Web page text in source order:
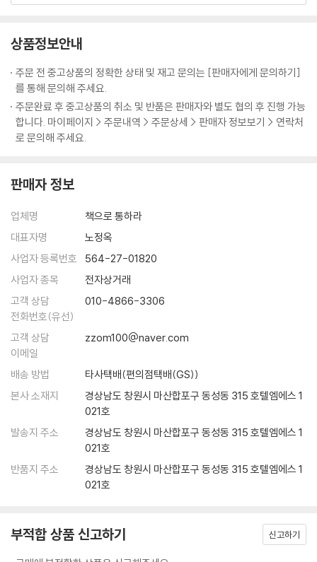
에 관한 것이지만, 그 사람 본인은 그 기억의 의미를 이해하지 못한다. 의식
람은 제3자이다.”
그 뿌리를 내리고 있다. 아이가 생활양식을 형성한 것이 바로 이 시기 동안
이다. 이 생활양식을 우리는 성인의 생활양식과 구분하여 원형이라고 부른
다. 이 원형은 익지 않은 열매이다. 그리고 익지 않은 열매처럼, 거기에 약
간의 문제가 생기거나 벌레가 생기기라도 하면 아이가 자랄수록 문제도 더
커지고 벌레도 더 커진다.”
실은 전혀 그렇지 않다. 개인의 구체적인 심리에 주의를 기울일 때에만, 우
회적 맥락 안에서만 개인이 된다. 심리학의 다른 학파들은 개인 심리학과
사회 심리학을 엄격히 구분한다. 그러나 개인 심리학의 입장에서 볼 때 이
런 구분은 절대로 가능하지 않다. 지금까지 우리의 논의는 개인의 생활양
식을 분석하는 데로 모아졌다. 그러나 그 분석은 언제나 사회적 적응을 위
한 것이었고 당연히 사회적 관점에서 이뤄졌다.”
“사회적 감각의 본질을 이해하게 되면, 사랑과 결혼의 문제들은 오직 전반
적인 평등이라는 바탕 위에서만 만족스럽게 해결될 수 있다는 점이 드러난
다. 이처럼 기본적으로 공평한 조건이 결정적으로 중요하다. 한 파트너가
상대방을 존중하는지 여부는 그다지 중요하지 않다. 사랑 그 자체로는 아
올바른 경로를 밟고 또 결혼생활을 성공으로 만들 수 있는 적절한 평등의
바탕이 있을 때뿐이다.”
동으로 편 인물로 널리 알려져 있다. 그러다 무의식을 지나치게 파고드는
프로이트와 결별하고 독자적으로 활동하면서 자신의 심리학을 ‘자유 정신
분석’이라 부르다가 훗날엔 정신분석이란 표현까지 떼어버렸다. 아들러의
개인 심리학에서는 의식도 무의식만큼 중요하고 의식과 무의식이 서로 대
조적인 것이 아니라 서로 협력하는 관계인 것으로 여겨진다.
세계 각국을 여행하며 개인 심리학을 널리 전파하던 중이던 1937년에 스
했지만 상당 부분이 신(新)프로이트학파로 수용되었으며 롤로 메이, 빅토
들에게도 강한 영향을 미쳤다. 강연 여행을 다니던 당시 아들러의 인기는
프로이트나 융에 못지않았다. 인기비결은 그의 아이디어들이 실용적이고,
낙관적이고, 이해가 쉽다는 점이다. 또 사회적 평등과 페미니즘 같은 사회
직장과 일, 사회생활과 우정, 사랑과 성욕까지 두루 쉬운 언어로 풀어낸다.
그것이 많은 청중에게 아들러의 개인 심리학의 바탕은 상식이라는 인식을
심어주었다. 이에 대해 아들러는 “상식이 뭐 어때서?”라고 반문했다. 어떤
의미에서 보면 상식을 실천하기가 가장 어렵다. 상식이 지배하는 사회는
분명 괜찮은 사회일 것이다.
인간의 심리를 대하는 아들러의 기본자세는 “사람이 할 수 있는 일이라면
누구나 다 할 수 있다” 는 주장에 그대로 드러난다. 따라서 아주 낙관적이
다. 그래서 육체적 장애 같은 단점은 사회나 조직이 하기에 따라 전혀 문제
있다.
생각은 흔히들 품는
그릇된 생각이다. 그런 관점 자체가 열등감 콤플렉스의 한 표현이다. 개인
이 격언을 따르다가 절망하여 인생에 유익한 면으로는 자신의 목표를 성취
할 수 없다고 느낀다면, 그것은 열등감 콤플렉스의 한 신호이다. 열등감 콤
플렉스의 또 다른 측면은 타고난 특성에 대한 믿음이다. 만일 이 믿음이 정
상품정보안내
주문 전 중고상품의 정확한 상태 및 재고 문의는 [판매자에게 문의하기]
를 통해 문의해 주세요.
주문완료 후 중고상품의 취소 및 반품은 판매자와 별도 협의 후 진행 가능
합니다. 마이페이지 > 주문내역 > 주문상세 > 판매자 정보보기 > 연락처
로 문의해 주세요.
판매자 정보
업체명
책으로 통하라
대표자명
노정옥
사업자 등록번호
564-27-01820
사업자 종목
전자상거래
고객 상담
전화번호(유선)
010-4866-3306
고객 상담
이메일
zzom100@naver.com
배송 방법
타사택배(편의점택배(GS))
본사 소재지
경상남도 창원시 마산합포구 동성동 315 호텔엠에스 1
021호
발송지 주소
경상남도 창원시 마산합포구 동성동 315 호텔엠에스 1
021호
반품지 주소
경상남도 창원시 마산합포구 동성동 315 호텔엠에스 1
021호
부적합 상품 신고하기 신고하기